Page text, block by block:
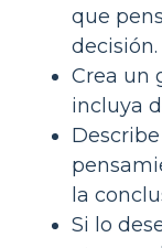
que
decisión.
Crea un
incluya
la
Si lo